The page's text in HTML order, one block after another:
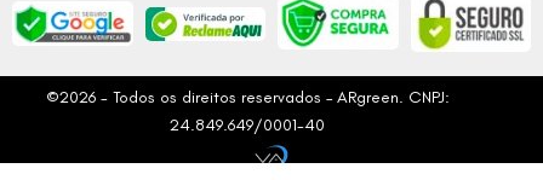
©2026 - Todos os direitos reservados – ARgreen. CNPJ:
24.849.649/0001-40